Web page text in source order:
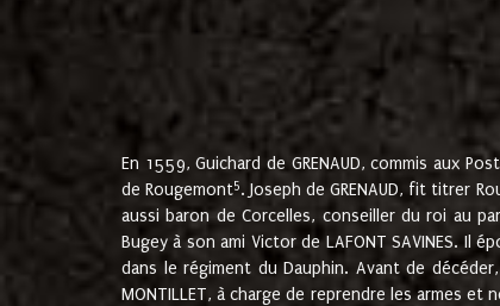
En 1559, Guichard de GRENAUD, commis aux
de Rougemont5. Joseph de GRENAUD, fit titrer
aussi baron de Corcelles, conseiller du roi au
Bugey à son ami Victor de LAFONT SAVINES. Il
dans le régiment du Dauphin. Avant de
MONTILLET, à charge de reprendre les armes